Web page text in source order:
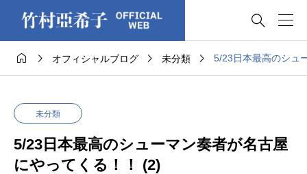

  オフィシャルブログ  未分類  5/23日本最高のシュ
未分類
5/23日本最高のシューマン奏者が名古屋
にやってくる！！ (2)